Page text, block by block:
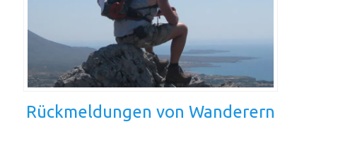
Rückmeldungen von Wanderern